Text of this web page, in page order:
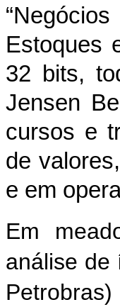
Estoques
32 bits,
Jensen
cursos e
de
e em
Em
análise de